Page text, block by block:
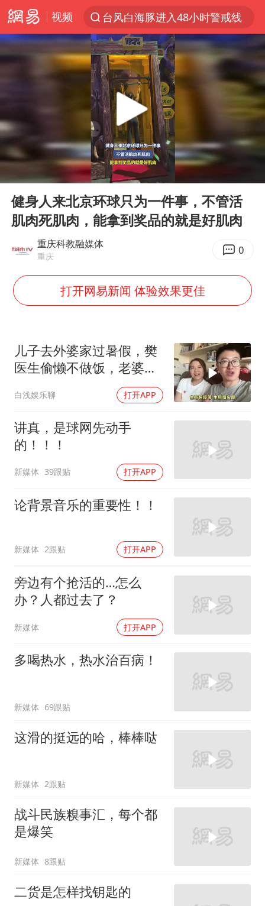
视频
台风白海豚进入48小时警戒线
以“新”破局 首发经济点亮城市消费活力
佛得角门将亮相智利俱乐部主场
中方回应是否在太平洋海底开采稀土
看守所辅警收受10万获刑1年
宇树科技发行价格150.80元/股
CIA被曝已秘密设立古巴工作组
U17国足1分钟轰2球
宇树科技王兴兴身家有望超200亿元
中国养老床位“三连降”
台风白海豚影响中国已成定局
外交部发言人就广岛核爆81周年等答记者问
法国下周开始禁止未经同意的电话营销
吉林一“温度计大楼”读数爆表
多地要求领导干部带头休假
奋进开新局 实干挑大梁
Play
健身人来北京环球只为一件事，不管活
肌肉死肌肉，能拿到奖品的就是好肌肉
重庆科教融媒体
重庆 0
打开网易新闻 体验效果更佳
儿子去外婆家过暑假，樊
医生偷懒不做饭，老婆亲
白浅娱乐聊 打开APP
讲真，是球网先动手
的！！！
新媒体 39跟贴 打开APP
论背景音乐的重要性！！
新媒体 2跟贴 打开APP
旁边有个抢活的…怎么
办？人都过去了？
新媒体 打开APP
多喝热水，热水治百病！
新媒体 69跟贴
这滑的挺远的哈，棒棒哒
新媒体 2跟贴
战斗民族糗事汇，每个都
是爆笑
新媒体 8跟贴
二货是怎样找钥匙的